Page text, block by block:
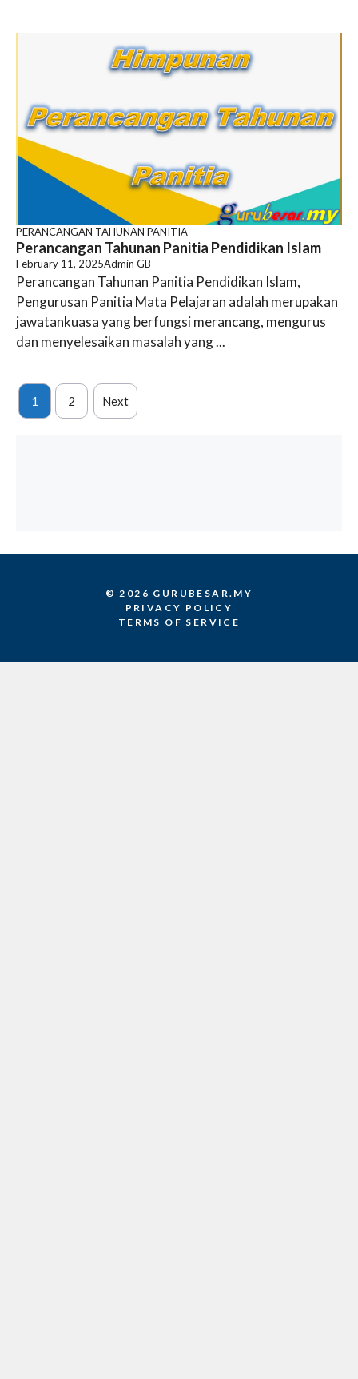
PERANCANGAN TAHUNAN PANITIA
Perancangan Tahunan Panitia Pendidikan Islam
February 11, 2025Admin GB
Perancangan Tahunan Panitia Pendidikan Islam,
Pengurusan Panitia Mata Pelajaran adalah merupakan
jawatankuasa yang berfungsi merancang, mengurus
dan menyelesaikan masalah yang ...
1 2 Next
© 2026 GURUBESAR.MY
PRIVACY POLICY
TERMS OF SERVICE